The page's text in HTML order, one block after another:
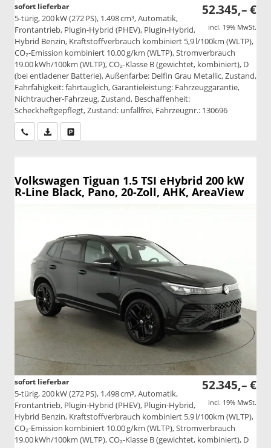
52.345,– €
incl. 19% MwSt.
sofort lieferbar
5-türig, 200 kW (272 PS), 1.498 cm³, Automatik,
Frontantrieb, Plugin-Hybrid (PHEV), Plugin-Hybrid,
Hybrid Benzin, Kraftstoffverbrauch kombiniert 5,9 l/100km (WLTP),
CO₂-Emission kombiniert 10.00 g/km (WLTP), Stromverbrauch
19.00 kWh/100km (WLTP), CO₂-Klasse B (gewichtet, kombiniert), D
(bei entladener Batterie), Außenfarbe: Delfin Grau Metallic, Zustand,
Fahrfähigkeit: fahrtauglich, Garantieleistung: Fahrzeuggarantie,
Nichtraucher-Fahrzeug, Zustand, Beschaffenheit:
Scheckheftgepflegt, Zustand: unfallfrei, Fahrzeugnr.: 130696
Wir rufen Sie anPDF-Datei, Fahrzeugexposé drucken
Volkswagen Tiguan 1.5 TSI eHybrid 200 kW
R-Line Black, Pano, 20-Zoll, AHK, AreaView
52.345,– €
incl. 19% MwSt.
sofort lieferbar
5-türig, 200 kW (272 PS), 1.498 cm³, Automatik,
Frontantrieb, Plugin-Hybrid (PHEV), Plugin-Hybrid,
Hybrid Benzin, Kraftstoffverbrauch kombiniert 5,9 l/100km (WLTP),
CO₂-Emission kombiniert 10.00 g/km (WLTP), Stromverbrauch
19.00 kWh/100km (WLTP), CO₂-Klasse B (gewichtet, kombiniert), D